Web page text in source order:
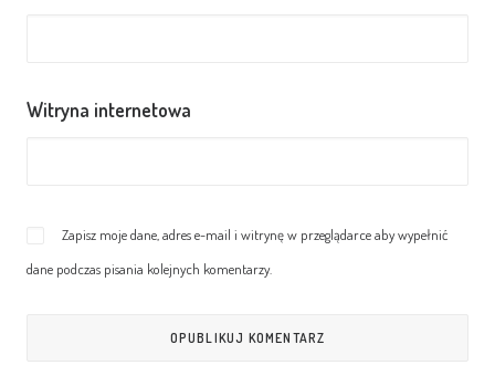
Witryna internetowa
Zapisz moje dane, adres e-mail i witrynę w przeglądarce aby wypełnić
dane podczas pisania kolejnych komentarzy.